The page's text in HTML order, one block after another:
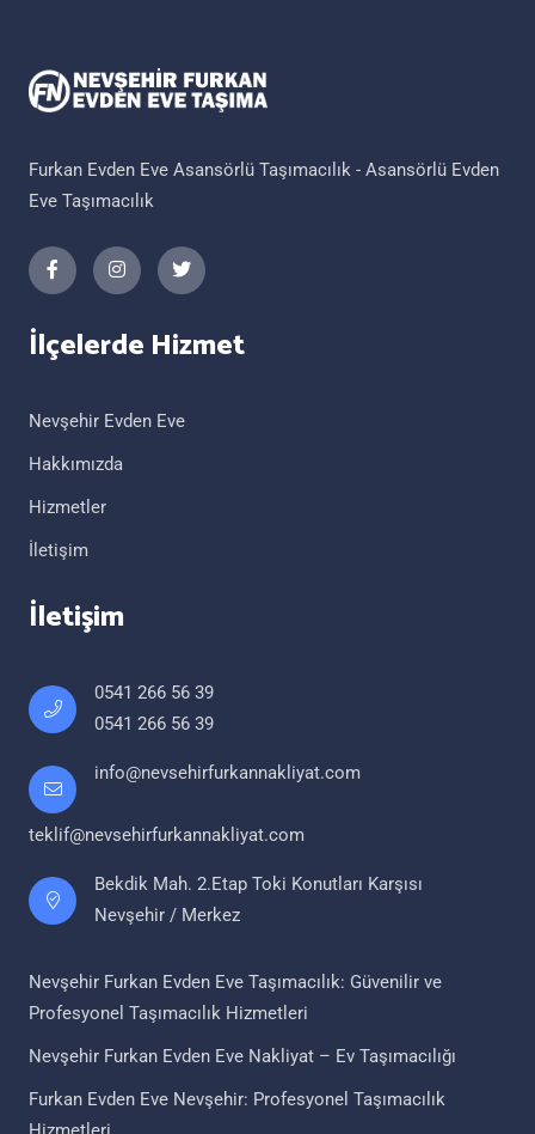
Furkan Evden Eve Asansörlü Taşımacılık - Asansörlü Evden
Eve Taşımacılık
İlçelerde Hizmet
Nevşehir Evden Eve
Hakkımızda
Hizmetler
İletişim
İletişim
0541 266 56 39
0541 266 56 39
info@nevsehirfurkannakliyat.com
teklif@nevsehirfurkannakliyat.com
Bekdik Mah. 2.Etap Toki Konutları Karşısı
Nevşehir / Merkez
Nevşehir Furkan Evden Eve Taşımacılık: Güvenilir ve
Profesyonel Taşımacılık Hizmetleri
Nevşehir Furkan Evden Eve Nakliyat – Ev Taşımacılığı
Furkan Evden Eve Nevşehir: Profesyonel Taşımacılık